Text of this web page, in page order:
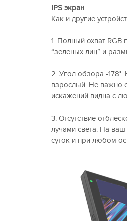
IPS экран
Как и другие
1. Полный охват RGB
“зеленых лиц” и
2. Угол обзора -
взрослый. Не важно
искажений видна с
3. Отсутствие
лучами света. На
суток и при любом